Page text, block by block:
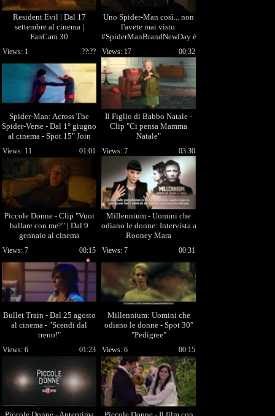
Resident Evil | Dal 17
settembre al cinema |
FanCam 30
Uno Spider-Man così... non
l'avete mai visto.
#SpiderManBrandNewDay è
Spider-Man: Across The
Spider-Verse - Dal 1° giugno
al cinema - Spot 15" Join
??:??
Views: 1
Il Figlio di Babbo Natale -
Clip "Ci pensa Mamma
Natale"
00:32
Views: 17
Piccole Donne - Clip "Vuoi
ballare con me?" | Dal 9
gennaio al cinema
01:01
Views: 11
Millennium - Uomini che
odiano le donne: Intervista a
Rooney Mara
03:30
Views: 7
Bullet Train - Dal 25 agosto
al cinema - "Scendi dal
treno!"
00:15
Views: 7
Millennium: Uomini che
odiano le donne - Spot 30''
"Pedigree"
00:31
Views: 7
01:23
Views: 6 00:15
Views: 6